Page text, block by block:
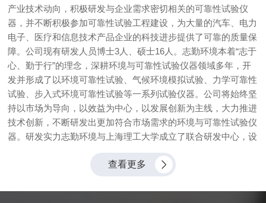
产业技术动向，积极研发与企业需求密切相关的可靠性试验仪
器，并不断积极参加可靠性试验工程建设，为大量的汽车、电力
电子、医疗和信息技术产品企业的科技进步提供了可靠的质量保
障。公司现有研发人员博士3人、硕士16人。志勤环境本着“志于
心、勤于行”的理念，深耕环境与可靠性试验仪器领域多年，开
发并形成了以环境可靠性试验、气候环境模拟试验、力学可靠性
试验、步入式环境可靠性试验等一系列试验仪器。公司将始终坚
持以市场为导向，以效益为中心，以发展创新为主线，大力推进
技术创新，不断研发出更加符合市场需求的环境与可靠性试验仪
器。研发实力志勤环境与上海理工大学成立了联合研发中心，设
有制冷系统与硬件开发、软件开发、结构设计小组，配有资料
室、设备室、实验室等基础设施，可进行多种检测性实验，包
括：可靠性试验和电磁兼容试验等，实现了对产品的全面检测，
确保每件产品的质量。上海理工大学制冷与低温工程专业学科是
查看更多